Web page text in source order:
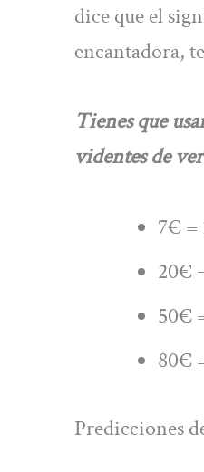
dice que el
encantadora,
Tienes que
videntes de
7€ =
20€
50€
80€
Predicciones